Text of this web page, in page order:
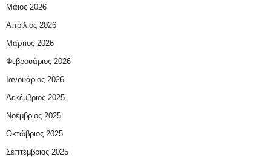
Μάιος 2026
Απρίλιος 2026
Μάρτιος 2026
Φεβρουάριος 2026
Ιανουάριος 2026
Δεκέμβριος 2025
Νοέμβριος 2025
Οκτώβριος 2025
Σεπτέμβριος 2025